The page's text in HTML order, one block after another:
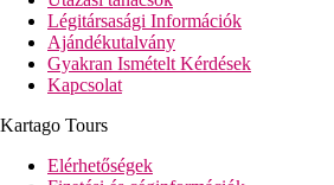
a kerti épületekben
Szobák felár ellenében
Deluxe-szobák - tágasabbak, a
Deluxe-szobák - tágasabbak, a
Superior Deluxe-szobák -
Swim-up-suitek - közvetlen
családi szobák - tágasabbak, 2
Légitársasági Információk
Ajándékutalvány
Gyakran Ismételt Kérdések
Kapcsolat
Kartago Tours
Elérhetőségek